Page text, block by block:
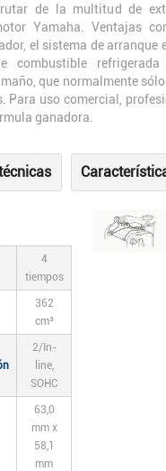
de la multitud de
Yamaha. Ventajas
el sistema de arranque
combustible
que normalmente
Para uso comercial,
ganadora.
4
tiempos
362
cm³
2/In-
line,
SOHC
63,0
mm x
58,1
mm